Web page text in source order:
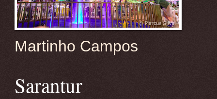
Martinho Campos
Sarantur